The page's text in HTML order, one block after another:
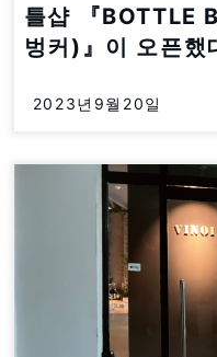
틀샵 『BOTTLE
벙커)』이 오픈했
2023년9월20일